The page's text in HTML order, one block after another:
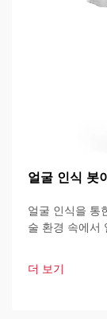
얼굴 인식 봇
얼굴 인식을 통
술 환경 속에서
지능을 기반으
다.
더 보기